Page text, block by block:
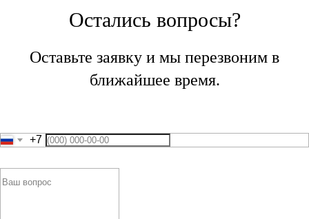
Остались вопросы?
Оставьте заявку и мы перезвоним в
ближайшее время.
+7